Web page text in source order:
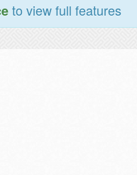
to view full features